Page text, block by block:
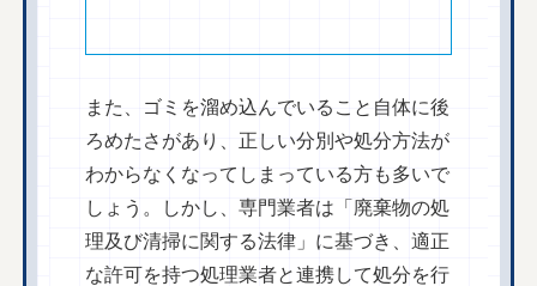
また、ゴミを溜め込んでいること自体に後
ろめたさがあり、正しい分別や処分方法が
わからなくなってしまっている方も多いで
しょう。しかし、専門業者は「廃棄物の処
理及び清掃に関する法律」に基づき、適正
な許可を持つ処理業者と連携して処分を行